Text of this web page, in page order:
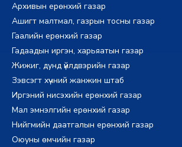
Архивын ерөнхий газар
Ашигт малтмал, газрын тосны газар
Гаалийн ерөнхий газар
Гадаадын иргэн, харьяатын газар
Жижиг, дунд үйлдвэрийн газар
Зэвсэгт хүчний жанжин штаб
Иргэний нисэхийн ерөнхий газар
Мал эмнэлгийн ерөнхий газар
Нийгмийн даатгалын ерөнхий газар
Оюуны өмчийн газар